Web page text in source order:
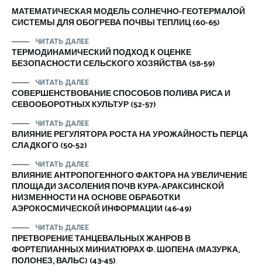
МАТЕМАТИЧЕСКАЯ МОДЕЛЬ СОЛНЕЧНО-ГЕОТЕРМАЛОЙ
СИСТЕМЫ ДЛЯ ОБОГРЕВА ПОЧВЫ ТЕПЛИЦ (60-65)
ЧИТАТЬ ДАЛЕЕ
ТЕРМОДИНАМИЧЕСКИЙ ПОДХОД К ОЦЕНКЕ
БЕЗОПАСНОСТИ СЕЛЬСКОГО ХОЗЯЙСТВА (58-59)
ЧИТАТЬ ДАЛЕЕ
СОВЕРШЕНСТВОВАНИЕ СПОСОБОВ ПОЛИВА РИСА И
СЕВООБОРОТНЫХ КУЛЬТУР (52-57)
ЧИТАТЬ ДАЛЕЕ
ВЛИЯНИЕ РЕГУЛЯТОРА РОСТА НА УРОЖАЙНОСТЬ ПЕРЦА
СЛАДКОГО (50-52)
ЧИТАТЬ ДАЛЕЕ
ВЛИЯНИЕ АНТРОПОГЕННОГО ФАКТОРА НА УВЕЛИЧЕНИЕ
ПЛОЩАДИ ЗАСОЛЕНИЯ ПОЧВ КУРА-АРАКСИНСКОЙ
НИЗМЕННОСТИ НА ОСНОВЕ ОБРАБОТКИ
АЭРОКОСМИЧЕСКОЙ ИНФОРМАЦИИ (46-49)
ЧИТАТЬ ДАЛЕЕ
ПРЕТВОРЕНИЕ ТАНЦЕВАЛЬНЫХ ЖАНРОВ В
ФОРТЕПИАННЫХ МИНИАТЮРАХ Ф. ШОПЕНА (МАЗУРКА,
ПОЛОНЕЗ, ВАЛЬС) (43-45)